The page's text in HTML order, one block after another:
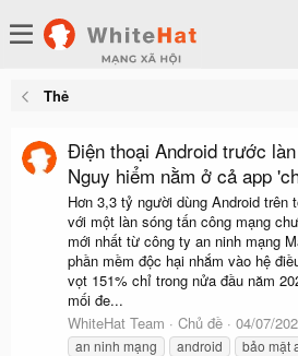
Thẻ
Điện thoại Android trước
Nguy hiểm nằm ở cả app
Hơn 3,3 tỷ người dùng Android trên
với một làn sóng tấn công mạng
mới nhất từ công ty an ninh mạng
phần mềm độc hại nhắm vào hệ
vọt 151% chỉ trong nửa đầu năm
mối đe...
WhiteHat Team
Chủ đề 04/07/
an ninh mạng
android
bảo mật